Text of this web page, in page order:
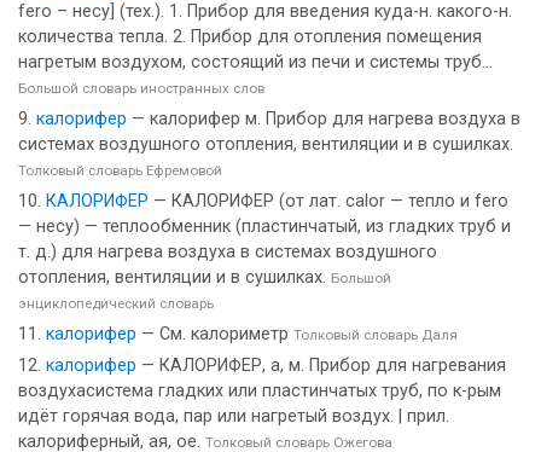
fero – несу] (тех.). 1. Прибор для введения куда-н. какого-н.
количества тепла. 2. Прибор для отопления помещения
нагретым воздухом, состоящий из печи и системы труб...
Большой словарь иностранных слов
калорифер — калорифер м. Прибор для нагрева воздуха в
системах воздушного отопления, вентиляции и в сушилках.
Толковый словарь Ефремовой
КАЛОРИФЕР — КАЛОРИФЕР (от лат. calor — тепло и fero
— несу) — теплообменник (пластинчатый, из гладких труб и
т. д.) для нагрева воздуха в системах воздушного
отопления, вентиляции и в сушилках. Большой
энциклопедический словарь
калорифер — См. калориметр Толковый словарь Даля
калорифер — КАЛОРИФЕР, а, м. Прибор для нагревания
воздухасистема гладких или пластинчатых труб, по к-рым
идёт горячая вода, пар или нагретый воздух. | прил.
калориферный, ая, ое. Толковый словарь Ожегова